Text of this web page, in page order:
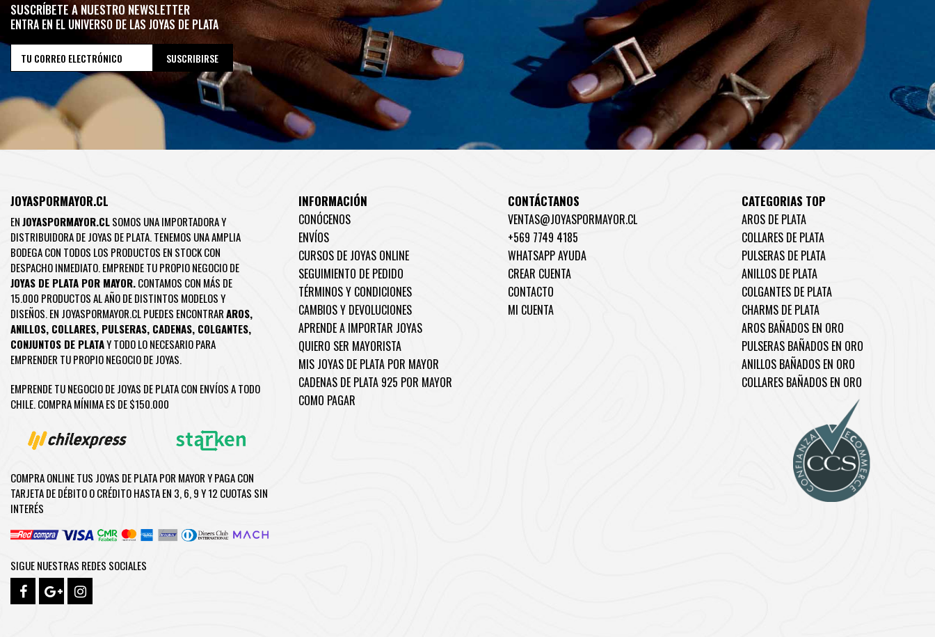
SUSCRÍBETE A NUESTRO NEWSLETTER
ENTRA EN EL UNIVERSO DE LAS JOYAS DE PLATA
JOYASPORMAYOR.CL
ENJOYASPORMAYOR.CLSOMOS UNA IMPORTADORA Y
DISTRIBUIDORA DE JOYAS DE PLATA. TENEMOS UNA AMPLIA
BODEGA CON TODOS LOS PRODUCTOS EN STOCK CON
DESPACHO INMEDIATO. EMPRENDE TU PROPIO NEGOCIO DE
JOYAS DE PLATA POR MAYOR.CONTAMOS CON MÁS DE
15.000 PRODUCTOS AL AÑO DE DISTINTOS MODELOS Y
DISEÑOS. EN JOYASPORMAYOR.CL PUEDES ENCONTRARAROS,
ANILLOS, COLLARES, PULSERAS, CADENAS, COLGANTES,
CONJUNTOS DE PLATAY TODO LO NECESARIO PARA
EMPRENDER TU PROPIO NEGOCIO DE JOYAS.
EMPRENDE TU NEGOCIO DE JOYAS DE PLATA CON ENVÍOS A TODO
CHILE. COMPRA MÍNIMA ES DE $150.000
COMPRA ONLINE TUS JOYAS DE PLATA POR MAYOR Y PAGA CON
TARJETA DE DÉBITO O CRÉDITO HASTA EN 3, 6, 9 Y 12 CUOTAS SIN
INTERÉS
SIGUE NUESTRAS REDES SOCIALES
INFORMACIÓN
CONÓCENOS
ENVÍOS
CURSOS DE JOYAS ONLINE
SEGUIMIENTO DE PEDIDO
TÉRMINOS Y CONDICIONES
CAMBIOS Y DEVOLUCIONES
APRENDE A IMPORTAR JOYAS
QUIERO SER MAYORISTA
MIS JOYAS DE PLATA POR MAYOR
CADENAS DE PLATA 925 POR MAYOR
COMO PAGAR
CONTÁCTANOS
VENTAS@JOYASPORMAYOR.CL
+569 7749 4185
WHATSAPP AYUDA
CREAR CUENTA
CONTACTO
MI CUENTA
CATEGORIAS TOP
AROS DE PLATA
COLLARES DE PLATA
PULSERAS DE PLATA
ANILLOS DE PLATA
COLGANTES DE PLATA
CHARMS DE PLATA
AROS BAÑADOS EN ORO
PULSERAS BAÑADOS EN ORO
ANILLOS BAÑADOS EN ORO
COLLARES BAÑADOS EN ORO